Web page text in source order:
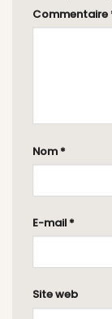
Commentaire
Nom *
E-mail *
Site web